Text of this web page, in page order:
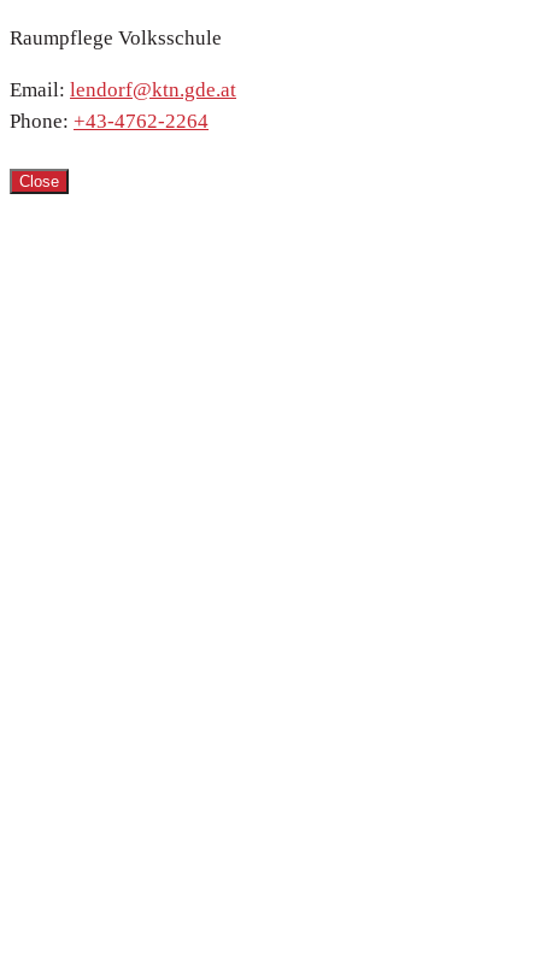
Raumpflege Volksschule
Email: lendorf@ktn.gde.at
Phone: +43-4762-2264
Close